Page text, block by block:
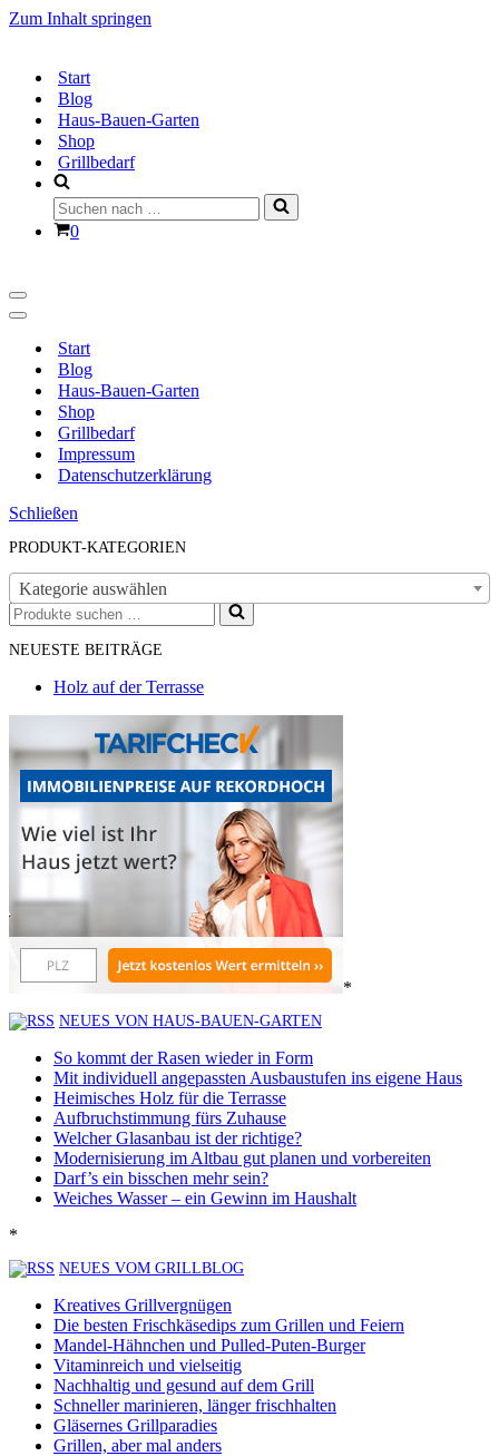
Zum Inhalt springen
Start
Blog
Haus-Bauen-Garten
Shop
Grillbedarf
Suchen
nach …
Warenkorb
0
Navigationsmenü
Navigationsmenü
Start
Blog
Haus-Bauen-Garten
Shop
Grillbedarf
Impressum
Datenschutzerklärung
Schließen
PRODUKT-KATEGORIEN
Kategorie auswählen
Suchen
nach …
NEUESTE BEITRÄGE
Holz auf der Terrasse
*
NEUES VON HAUS-BAUEN-GARTEN
So kommt der Rasen wieder in Form
Mit individuell angepassten Ausbaustufen ins eigene Haus
Heimisches Holz für die Terrasse
Aufbruchstimmung fürs Zuhause
Welcher Glasanbau ist der richtige?
Modernisierung im Altbau gut planen und vorbereiten
Darf’s ein bisschen mehr sein?
Weiches Wasser – ein Gewinn im Haushalt
*
NEUES VOM GRILLBLOG
Kreatives Grillvergnügen
Die besten Frischkäsedips zum Grillen und Feiern
Mandel-Hähnchen und Pulled-Puten-Burger
Vitaminreich und vielseitig
Nachhaltig und gesund auf dem Grill
Schneller marinieren, länger frischhalten
Gläsernes Grillparadies
Grillen, aber mal anders